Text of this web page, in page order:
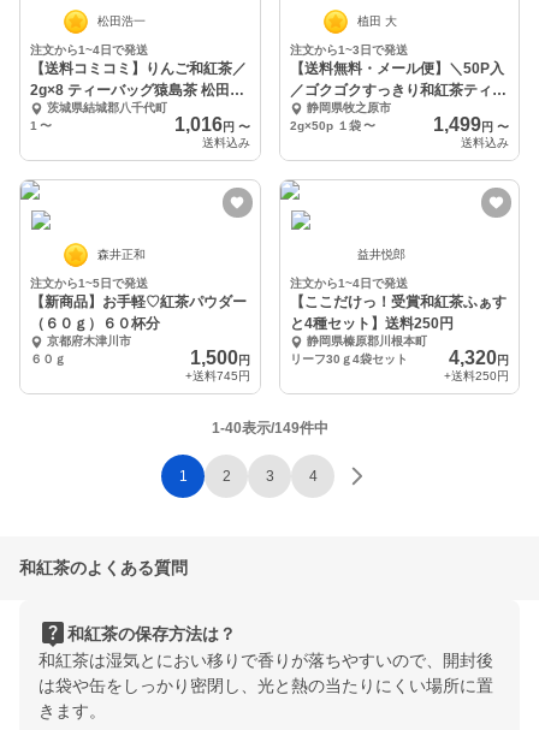
松田浩一
注文から1~4日で発送
【送料コミコミ】りんご和紅茶／
2g×8 ティーバッグ猿島茶 松田製
茶 茨城県結城郡八千代町
1 〜 1,016円 〜
送料込み
植田 大
注文から1~3日で発送
【送料無料・メール便】＼50P入
／ゴクゴクすっきり和紅茶ティー
バッグ 2g
静岡県牧之原市
2g×50p １袋 〜 1,499円 〜
送料込み
森井正和
注文から1~5日で発送
【新商品】お手軽♡紅茶パウダー
（６０ｇ）６０杯分
京都府木津川市
６０ｇ
1,500円
+送料745円
益井悦郎
注文から1~4日で発送
【ここだけっ！受賞和紅茶ふぁす
と4種セット】送料250円
静岡県榛原郡川根本町
リーフ30ｇ4袋セット
4,320円
+送料250円
1-40表示/149件中
1 2 3 4
和紅茶のよくある質問
live_help和紅茶の保存方法は？
和紅茶は湿気とにおい移りで香りが落ちやすいので、開封後
は袋や缶をしっかり密閉し、光と熱の当たりにくい場所に置
きます。